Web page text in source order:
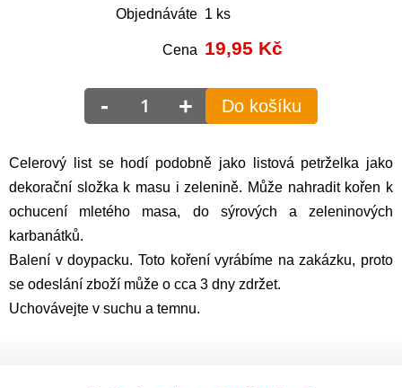
Objednáváte 1 ks
Cena 19,95 Kč
- + Do košíku
Celerový list se hodí podobně jako listová petrželka jako
dekorační složka k masu i zelenině. Může nahradit kořen k
ochucení mletého masa, do sýrových a zeleninových
karbanátků.
Balení v doypacku. Toto koření vyrábíme na zakázku, proto
se odeslání zboží může o cca 3 dny zdržet.
Uchovávejte v suchu a temnu.